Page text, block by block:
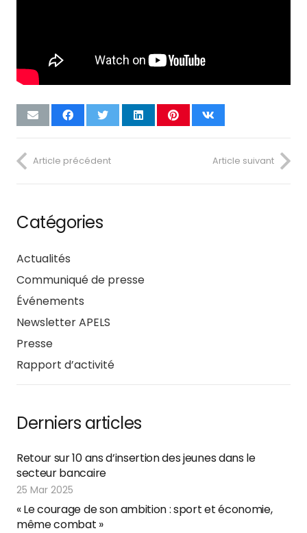
Article précédent Article suivant
Catégories
Actualités
Communiqué de presse
Événements
Newsletter APELS
Presse
Rapport d’activité
Derniers articles
Retour sur 10 ans d’insertion des jeunes dans le
secteur bancaire
25 Mar 2025
« Le courage de son ambition : sport et économie,
même combat »